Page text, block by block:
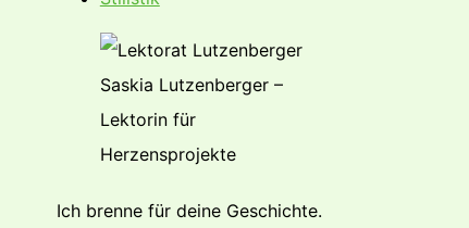
Saskia Lutzenberger –
Lektorin für
Herzensprojekte
Ich brenne für deine Geschichte.